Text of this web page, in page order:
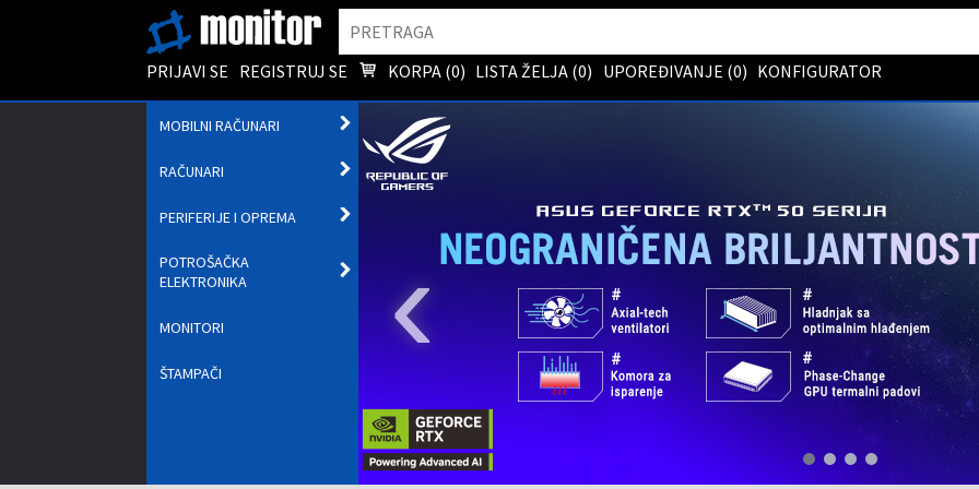
PRIJAVI SE REGISTRUJ SE KORPA (0) LISTA ŽELJA (0) UPOREĐIVANJE (0) KONFIGURATOR
MOBILNI RAČUNARI
PODMENI
RAČUNARI
OTVORI
PODMENI
PERIFERIJE I OPREMA
POTROŠAČKA
ELEKTRONIKA
MONITORI
ŠTAMPAČI ‹